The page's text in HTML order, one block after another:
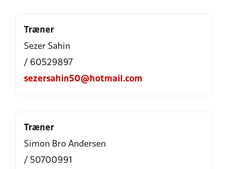
Træner
Sezer Sahin
/ 60529897
sezersahin50@hotmail.com
Træner
Simon Bro Andersen
/ 50700991